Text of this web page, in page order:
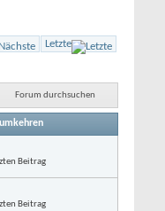
Letzte
Forum durchsuchen